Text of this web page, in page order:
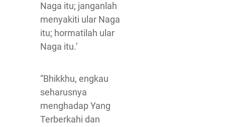
Naga itu; janganlah
menyakiti ular Naga
itu; hormatilah ular
Naga itu.’
“Bhikkhu, engkau
seharusnya
menghadap Yang
Terberkahi dan